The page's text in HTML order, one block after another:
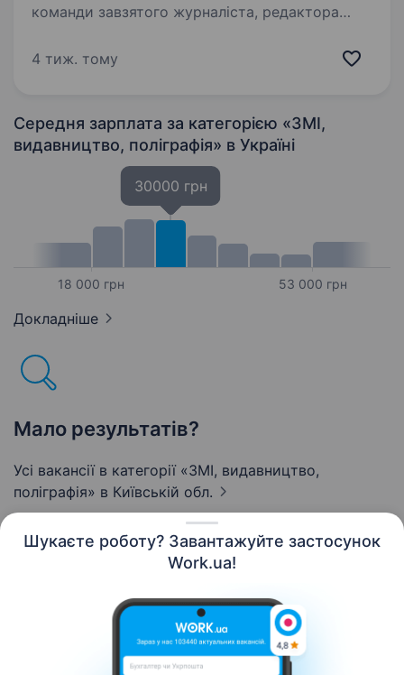
Шукаєте роботу? Завантажуйте застосунок
Work.ua!
команди завзятого журналіста, редактора
(бажано); Вміння писати матеріали, статті;
4 тиж. тому
Середня зарплата за категорією «ЗМІ,
видавництво, поліграфія» в Україні
18 000 грн
30000 грн
53 000 грн
Докладніше
Мало результатів?
Усі вакансії в категорії «ЗМІ, видавництво,
поліграфія» в Київській обл.